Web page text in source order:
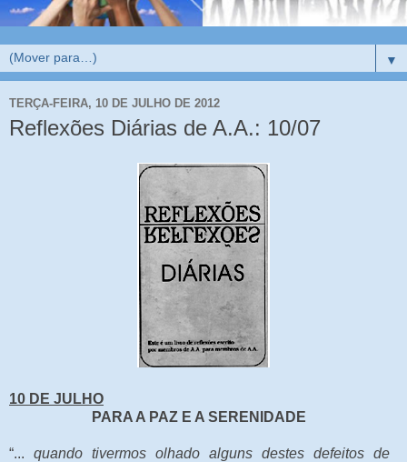
▼
TERÇA-FEIRA, 10 DE JULHO DE 2012
Reflexões Diárias de A.A.: 10/07
10 DE JULHO
PARA A PAZ E A SERENIDADE
“... quando tivermos olhado alguns destes defeitos de